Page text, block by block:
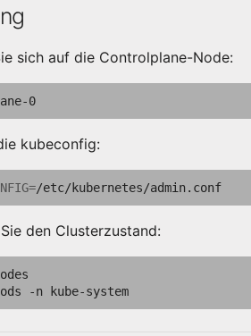
sich auf die Controlplane-Node:
kubeconfig:
=
den Clusterzustand:
-n